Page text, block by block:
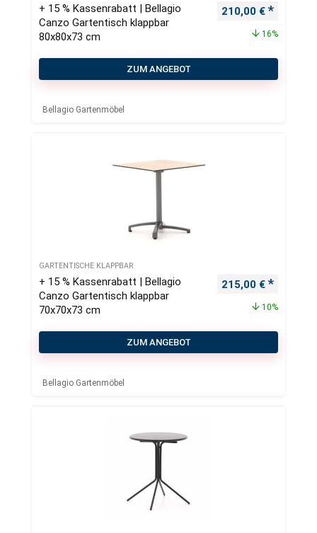
+ 15 % Kassenrabatt | Bellagio
Canzo Gartentisch klappbar
80x80x73 cm
Ursprünglicher
210,00 €
16%
ZUM ANGEBOT
Bellagio Gartenmöbel
GARTENTISCHE KLAPPBAR
+ 15 % Kassenrabatt | Bellagio
Canzo Gartentisch klappbar
70x70x73 cm
Ursprünglicher
215,00 €
10%
ZUM ANGEBOT
Bellagio Gartenmöbel